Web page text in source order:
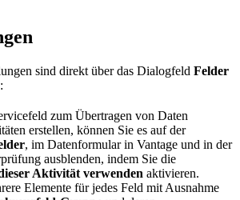
sind direkt über das Dialogfeld Felder
zum Übertragen von Daten
erstellen, können Sie es auf der
, im Datenformular in Vantage und in der
ausblenden, indem Sie die
Aktivität verwenden aktivieren.
Elemente für jedes Feld mit Ausnahme